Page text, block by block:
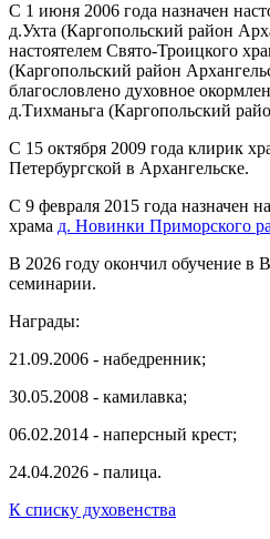
С 1 июня 2006 года назначен
д.Ухта (Каргопольский район
настоятелем Свято-Троицкого
(Каргопольский район
благословлено духовное
д.Тихманьга (Каргопольский
С 15 октября 2009 года клирик
Петербургской в Архангельске.
С 9 февраля 2015 года назначен
храма д. Новинки Приморского
В 2026 году окончил обучение в
семинарии.
Награды:
21.09.2006 - набедренник;
30.05.2008 - камилавка;
06.02.2014 - наперсный крест;
24.04.2026 - палица.
К списку духовенства